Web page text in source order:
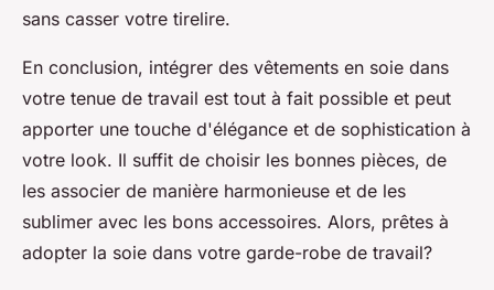
sans casser votre tirelire.
En conclusion, intégrer des vêtements en soie dans
votre tenue de travail est tout à fait possible et peut
apporter une touche d'élégance et de sophistication à
votre look. Il suffit de choisir les bonnes pièces, de
les associer de manière harmonieuse et de les
sublimer avec les bons accessoires. Alors, prêtes à
adopter la soie dans votre garde-robe de travail?